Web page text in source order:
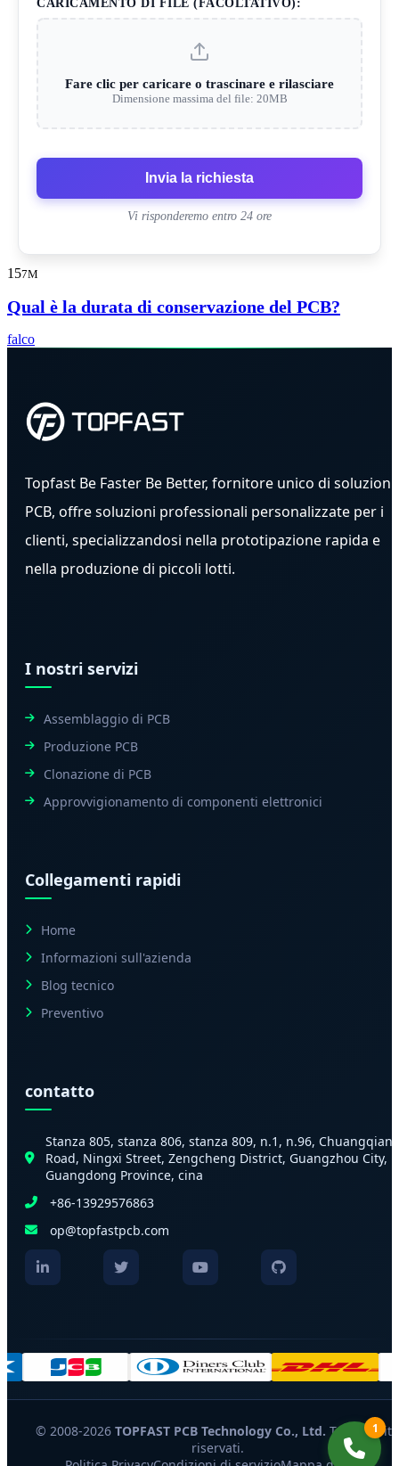
CARICAMENTO DI FILE (FACOLTATIVO):
Fare clic per caricare o trascinare e rilasciare
Dimensione massima del file: 20MB
Invia la richiesta
Vi risponderemo entro 24 ore
157M
Qual è la durata di conservazione del PCB?
falco
Topfast Be Faster Be Better, fornitore unico di soluzioni
PCB, offre soluzioni professionali personalizzate per i
clienti, specializzandosi nella prototipazione rapida e
nella produzione di piccoli lotti.
I nostri servizi
Assemblaggio di PCB
Produzione PCB
Clonazione di PCB
Approvvigionamento di componenti elettronici
Collegamenti rapidi
Home
Informazioni sull'azienda
Blog tecnico
Preventivo
contatto
Stanza 805, stanza 806, stanza 809, n.1, n.96,
Road, Ningxi Street, Zengcheng District, Guangzhou City,
Guangdong Province, cina
+86-13929576863
op@topfastpcb.com
© 2008-2026 TOPFAST PCB Technology Co., Ltd. Tutti i diritti
riservati.
1